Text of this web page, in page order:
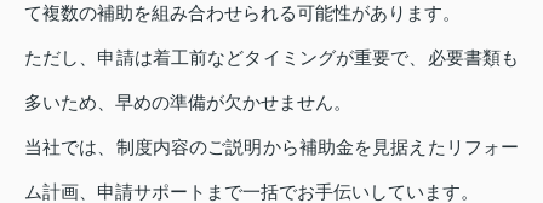
て複数の補助を組み合わせられる可能性があります。
ただし、申請は着工前などタイミングが重要で、必要書類も
多いため、早めの準備が欠かせません。
当社では、制度内容のご説明から補助金を見据えたリフォー
ム計画、申請サポートまで一括でお手伝いしています。